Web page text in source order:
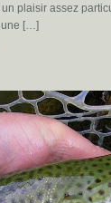
plaisir assez
une […]